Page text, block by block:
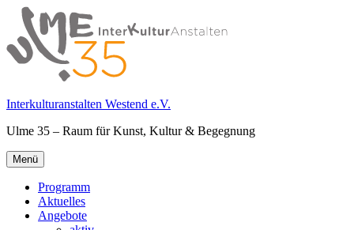
Springe
zum
Inhalt
Interkulturanstalten Westend e.V.
Ulme 35 – Raum für Kunst, Kultur & Begegnung
Primäres
Menü
Menü
Programm
Aktuelles
Angebote